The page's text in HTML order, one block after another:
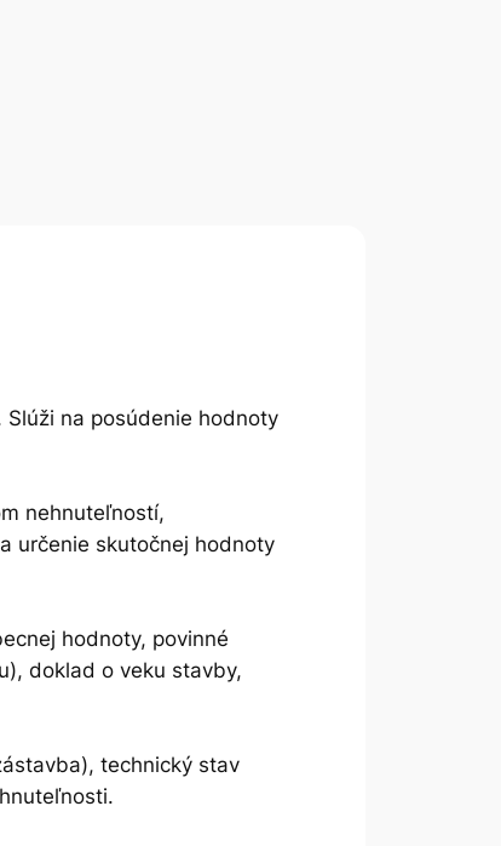
na posúdenie hodnoty
nehnuteľností,
určenie skutočnej hodnoty
hodnoty, povinné
doklad o veku stavby,
technický stav